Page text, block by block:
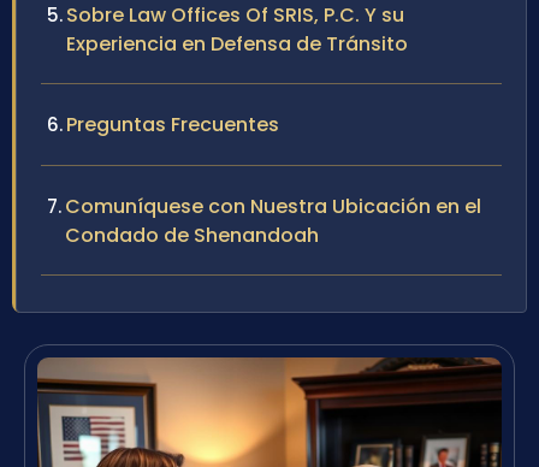
Sobre Law Offices Of SRIS, P.C. Y su
Experiencia en Defensa de Tránsito
Preguntas Frecuentes
Comuníquese con Nuestra Ubicación en el
Condado de Shenandoah